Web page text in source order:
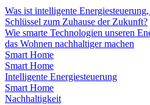
Was ist intelligente
Schlüssel zum Zuhause der Zukunft?
Wie smarte Technologien unseren
das Wohnen nachhaltiger machen
Smart Home
Smart Home
Intelligente Energiesteuerung
Smart Home
Nachhaltigkeit